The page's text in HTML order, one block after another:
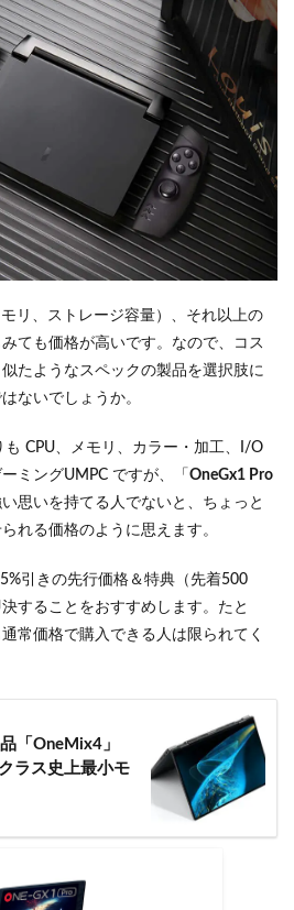
リ、ストレージ容量）、それ以上の
ても価格が高いです。なので、コス
たようなスペックの製品を選択肢に
ないでしょうか。
CPU、メモリ、カラー・加工、I/O
ミングUMPC ですが、「 OneGx1 Pro
思いを持てる人でないと、ちょっと
れる価格のように思えます。
引きの先行価格＆特典（先着500
することをおすすめします。たと
常価格で購入できる人は限られてく
「OneMix4」
ラス史上最小モ